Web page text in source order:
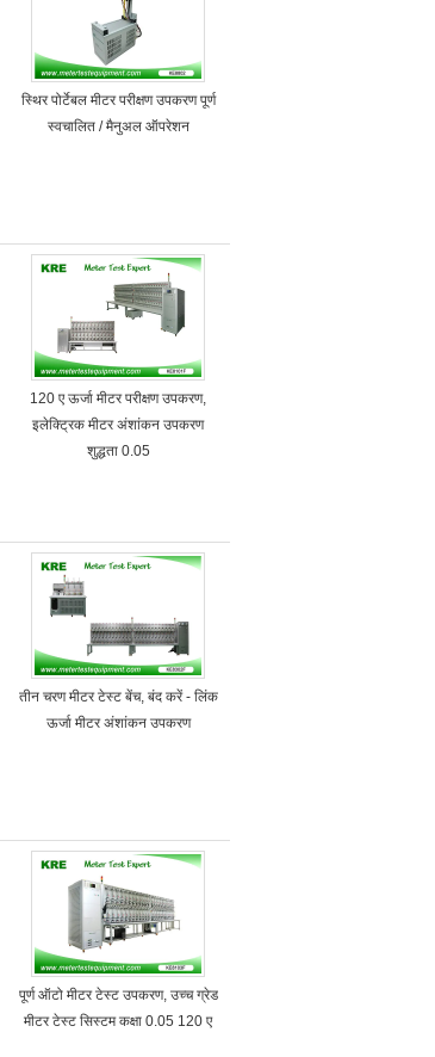
स्थिर पोर्टेबल मीटर परीक्षण उपकरण पूर्ण
स्वचालित / मैनुअल ऑपरेशन
120 ए ऊर्जा मीटर परीक्षण उपकरण,
इलेक्ट्रिक मीटर अंशांकन उपकरण
शुद्धता 0.05
तीन चरण मीटर टेस्ट बेंच, बंद करें - लिंक
ऊर्जा मीटर अंशांकन उपकरण
पूर्ण ऑटो मीटर टेस्ट उपकरण, उच्च ग्रेड
मीटर टेस्ट सिस्टम कक्षा 0.05 120 ए